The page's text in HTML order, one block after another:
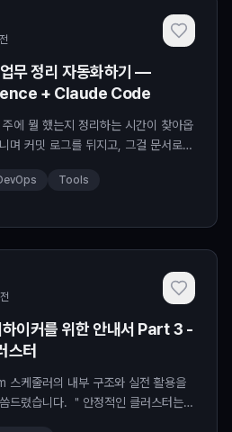
무 정리 자동화하기 —
+ Claude Code
에 뭘 했는지 정리하는 시간이 찾아옵
며 커밋 로그를 뒤지고, 그걸 문서로
Tools
이커를 위한 안내서 Part 3 -
스터
스케줄러의 내부 구조와 실전 활용을
드렸습니다. ＂안정적인 클러스터는